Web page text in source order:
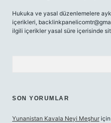
Hukuka ve yasal düzenlemelere
içerikleri,
ilgili içerikler yasal süre içerisinde
SON YORUMLAR
Yunanistan Kavala Neyi Meşhur için